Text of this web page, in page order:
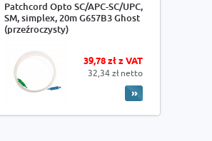
Patchcord Opto SC/APC-SC/UPC,
SM, simplex, 20m G657B3 Ghost
(przeźroczysty)
39,78 zł z VAT
32,34 zł netto